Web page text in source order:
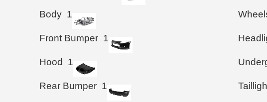
Body 1
Front Bumper 1
Hood 1
Rear Bumper 1